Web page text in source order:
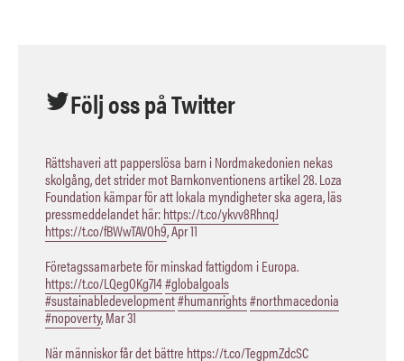
Följ oss på Twitter
Rättshaveri att papperslösa barn i Nordmakedonien nekas
skolgång, det strider mot Barnkonventionens artikel 28. Loza
Foundation kämpar för att lokala myndigheter ska agera, läs
pressmeddelandet här:https://t.co/ykvv8RhnqJ
https://t.co/fBWwTAVOh9,Apr 11
Företagssamarbete för minskad fattigdom i Europa.
https://t.co/LQegOKg7I4#globalgoals
#sustainabledevelopment#humanrights#northmacedonia
#nopoverty,Mar 31
När människor får det bättre https://t.co/TegpmZdcSC